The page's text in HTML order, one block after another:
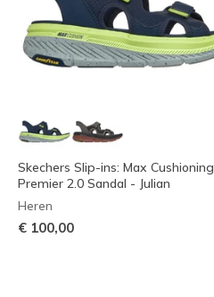
Skechers Slip-ins: Max Cushioning
Premier 2.0 Sandal - Julian
Heren
€ 100,00